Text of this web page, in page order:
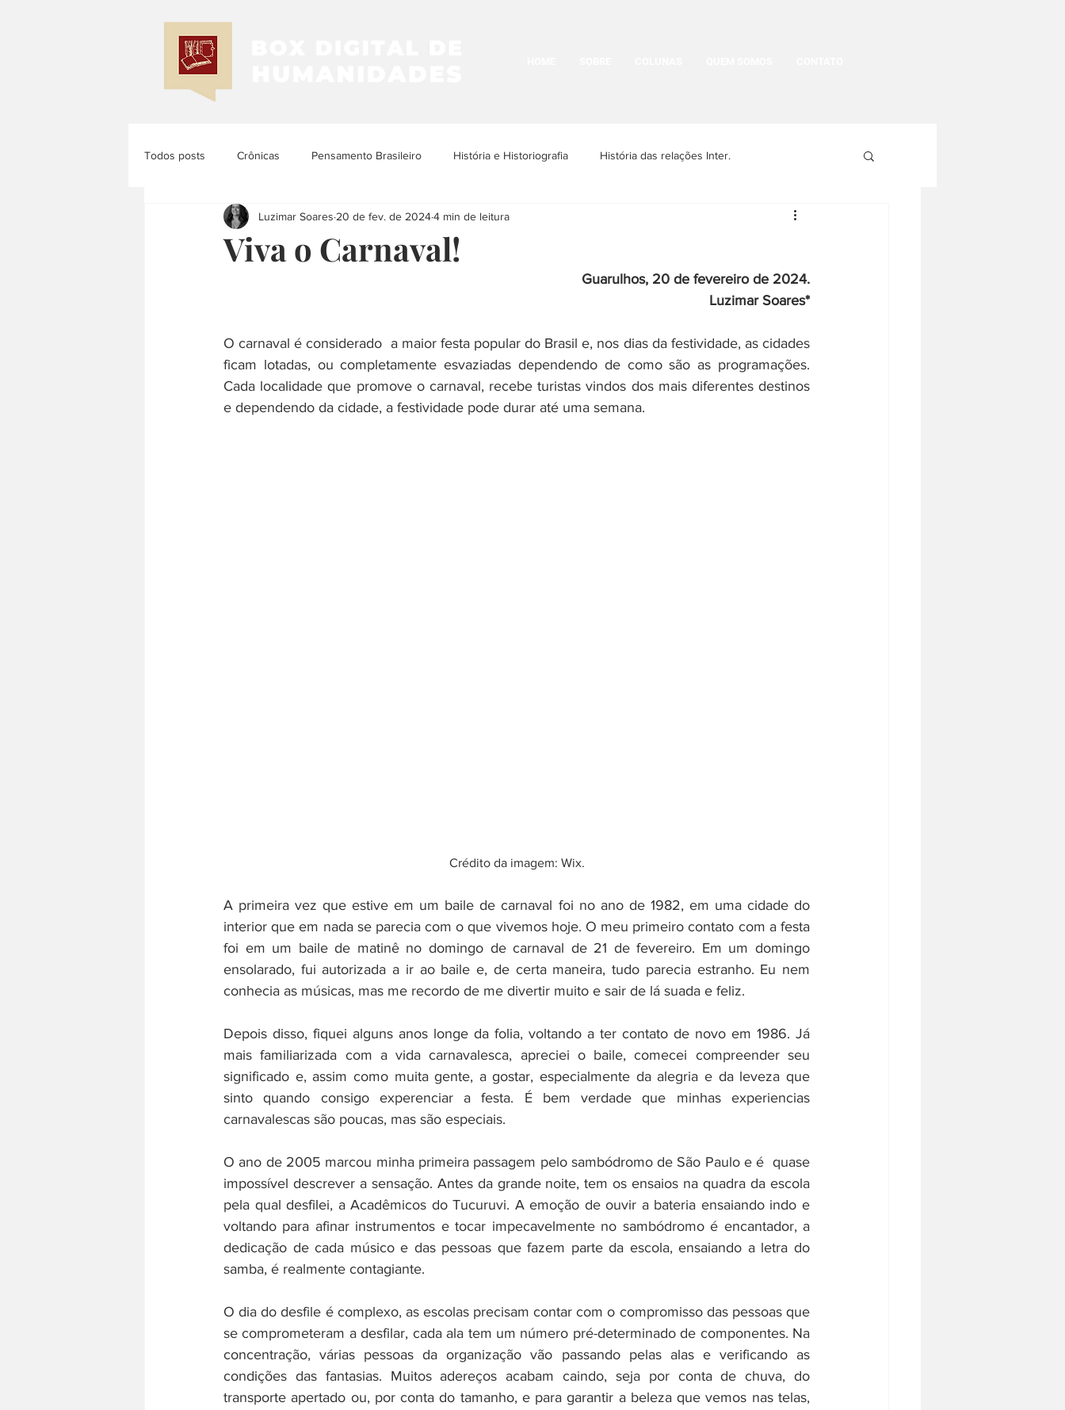
Todos posts Crônicas Pensamento Brasileiro História e Historiografia História das relações Inter.
Memória e História História dos Povos Indígenas História e Cultura LGBTQIA+
História das Religiões História das Imagens História Política
História Latinoamericana História da Arquitetura História das ditaduras História da arte História da moda
História do trabalho Literatura
Viva o Carnaval!
Luzimar Soares 20 de fev. de 20244 min de leitura
Guarulhos, 20 de fevereiro de 2024.
Luzimar Soares*
O carnaval é considerado  a maior festa popular do Brasil e, nos dias da festividade, as cidades
ficam lotadas, ou completamente esvaziadas dependendo de como são as programações.
Cada localidade que promove o carnaval, recebe turistas vindos dos mais diferentes destinos
e dependendo da cidade, a festividade pode durar até uma semana.
Crédito da imagem: Wix.
A primeira vez que estive em um baile de carnaval foi no ano de 1982, em uma cidade do
interior que em nada se parecia com o que vivemos hoje. O meu primeiro contato com a festa
foi em um baile de matinê no domingo de carnaval de 21 de fevereiro. Em um domingo
ensolarado, fui autorizada a ir ao baile e, de certa maneira, tudo parecia estranho. Eu nem
conhecia as músicas, mas me recordo de me divertir muito e sair de lá suada e feliz.
Depois disso, fiquei alguns anos longe da folia, voltando a ter contato de novo em 1986. Já
mais familiarizada com a vida carnavalesca, apreciei o baile, comecei compreender seu
significado e, assim como muita gente, a gostar, especialmente da alegria e da leveza que
sinto quando consigo experenciar a festa. É bem verdade que minhas experiencias
carnavalescas são poucas, mas são especiais.
O ano de 2005 marcou minha primeira passagem pelo sambódromo de São Paulo e é  quase
impossível descrever a sensação. Antes da grande noite, tem os ensaios na quadra da escola
pela qual desfilei, a Acadêmicos do Tucuruvi. A emoção de ouvir a bateria ensaiando indo e
voltando para afinar instrumentos e tocar impecavelmente no sambódromo é encantador, a
dedicação de cada músico e das pessoas que fazem parte da escola, ensaiando a letra do
samba, é realmente contagiante.
O dia do desfile é complexo, as escolas precisam contar com o compromisso das pessoas que
se comprometeram a desfilar, cada ala tem um número pré-determinado de componentes. Na
concentração, várias pessoas da organização vão passando pelas alas e verificando as
condições das fantasias. Muitos adereços acabam caindo, seja por conta de chuva, do
transporte apertado ou, por conta do tamanho, e para garantir a beleza que vemos nas telas,